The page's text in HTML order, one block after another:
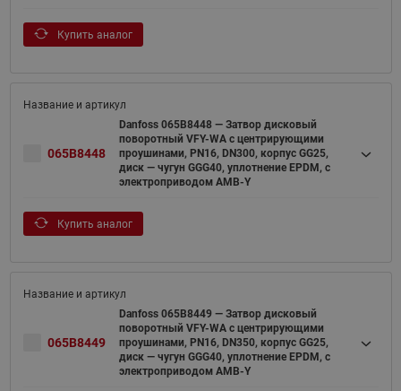
Купить аналог
065B8448
Danfoss 065B8448 — Затвор дисковый
поворотный VFY-WA с центрирующими
проушинами, PN16, DN300, корпус GG25,
диск — чугун GGG40, уплотнение EPDM, с
электроприводом AMB-Y
Купить аналог
065B8449
Danfoss 065B8449 — Затвор дисковый
поворотный VFY-WA с центрирующими
проушинами, PN16, DN350, корпус GG25,
диск — чугун GGG40, уплотнение EPDM, с
электроприводом AMB-Y